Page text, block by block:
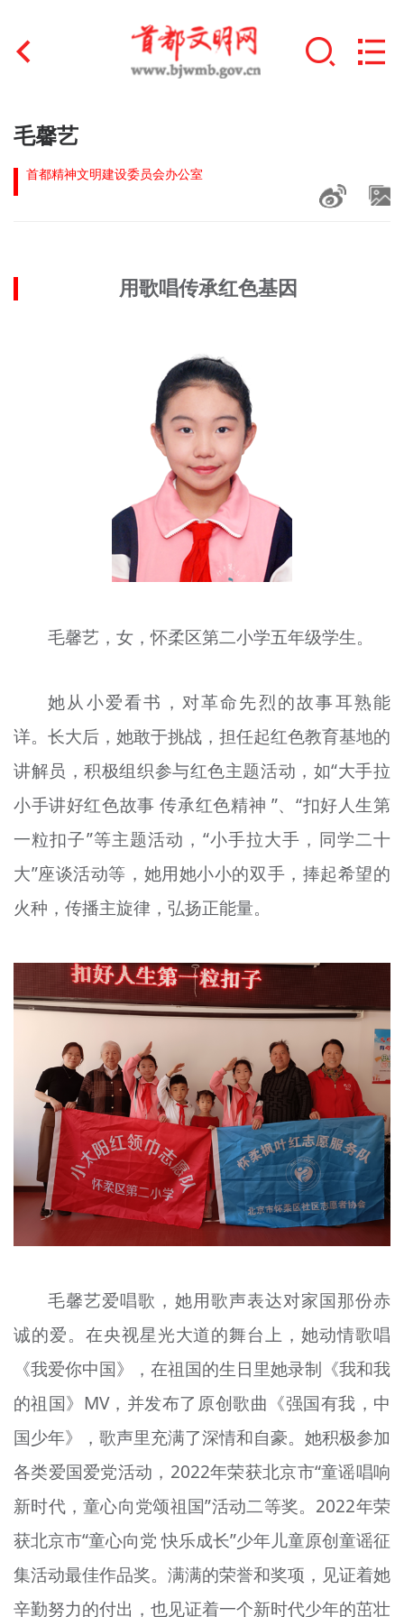
首页
文明创建
未成年人思想道德建设
北京宣传文化引导基金
宣传思想文化人才
毛馨艺
首都精神文明建设委员会办公室
用歌唱传承红色基因
毛馨艺 ，女，怀柔区第二小学五年级学生。
她从小爱看书，对革命先烈的故事耳熟能
详。长大后，她敢于挑战，担任起红色教育基地的
讲解员，积极组织参与红色主题活动，如“大手拉
小手讲好红色故事 传承红色精神 ”、“扣好人生第
一粒扣子”等主题活动，“小手拉大手，同学二十
大”座谈活动等，她用她小小的双手，捧起希望的
火种，传播主旋律，弘扬正能量。
毛馨艺爱唱歌，她用歌声表达对家国那份赤
诚的爱。在央视星光大道的舞台上，她动情歌唱
《我爱你中国》，在祖国的生日里她录制《我和我
的祖国》MV，并发布了原创歌曲《强国有我，中
国少年》，歌声里充满了深情和自豪。她积极参加
各类爱国爱党活动，2022年荣获北京市“童谣唱响
新时代，童心向党颂祖国”活动二等奖。2022年荣
获北京市“童心向党 快乐成长”少年儿童原创童谣征
集活动最佳作品奖。满满的荣誉和奖项，见证着她
辛勤努力的付出，也见证着一个新时代少年的茁壮